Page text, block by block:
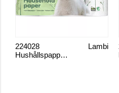
Hushållspapper Lambi Dekor
Lambi
224028